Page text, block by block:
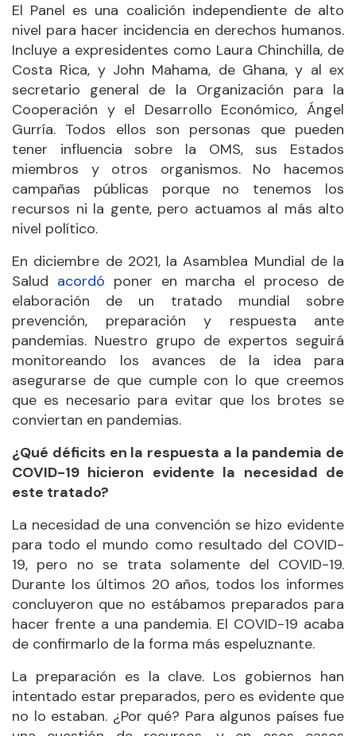
El Panel es una coalición independiente de alto
nivel para hacer incidencia en derechos humanos.
Incluye a expresidentes como Laura Chinchilla, de
Costa Rica, y John Mahama, de Ghana, y al ex
secretario general de la Organización para la
Cooperación y el Desarrollo Económico, Ángel
Gurría. Todos ellos son personas que pueden
tener influencia sobre la OMS, sus Estados
miembros y otros organismos. No hacemos
campañas públicas porque no tenemos los
recursos ni la gente, pero actuamos al más alto
nivel político.
En diciembre de 2021, la Asamblea Mundial de la
Salud acordó poner en marcha el proceso de
elaboración de un tratado mundial sobre
prevención, preparación y respuesta ante
pandemias. Nuestro grupo de expertos seguirá
monitoreando los avances de la idea para
asegurarse de que cumple con lo que creemos
que es necesario para evitar que los brotes se
conviertan en pandemias.
¿Qué déficits en la respuesta a la pandemia de
COVID-19 hicieron evidente la necesidad de
este tratado?
La necesidad de una convención se hizo evidente
para todo el mundo como resultado del COVID-
19, pero no se trata solamente del COVID-19.
Durante los últimos 20 años, todos los informes
concluyeron que no estábamos preparados para
hacer frente a una pandemia. El COVID-19 acaba
de confirmarlo de la forma más espeluznante.
La preparación es la clave. Los gobiernos han
intentado estar preparados, pero es evidente que
no lo estaban. ¿Por qué? Para algunos países fue